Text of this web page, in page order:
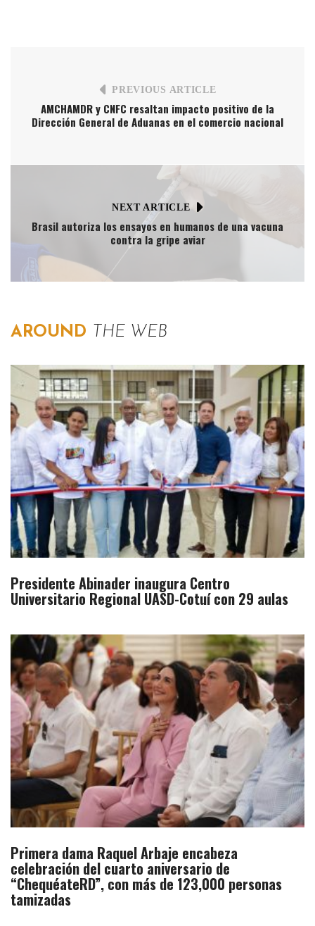
PREVIOUS ARTICLE
AMCHAMDR y CNFC resaltan impacto positivo de la
Dirección General de Aduanas en el comercio nacional
NEXT ARTICLE
Brasil autoriza los ensayos en humanos de una vacuna
contra la gripe aviar
AROUND THE WEB
Presidente Abinader inaugura Centro
Universitario Regional UASD-Cotuí con 29 aulas
Primera dama Raquel Arbaje encabeza
celebración del cuarto aniversario de
“ChequéateRD”, con más de 123,000 personas
tamizadas